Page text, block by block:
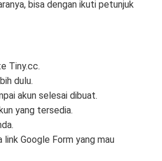
bisa dengan ikuti petunjuk
Tiny.cc.
dulu.
akun selesai dibuat.
yang tersedia.
link Google Form yang mau